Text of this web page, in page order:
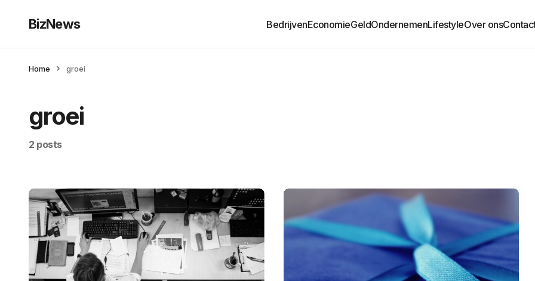
BizNews BedrijvenEconomieGeldOndernemenLifestyleOver ons
Home groei
groei
2 posts